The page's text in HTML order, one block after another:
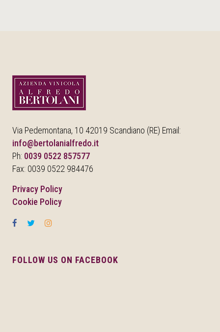
Via Pedemontana, 10 42019 Scandiano (RE) Email:
info@bertolanialfredo.it
Ph: 0039 0522 857577
Fax: 0039 0522 984476
Privacy Policy
Cookie Policy
FOLLOW US ON FACEBOOK